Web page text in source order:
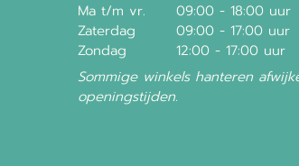
Ma t/m vr.
09:00 - 18:00 uur
Zaterdag
09:00 - 17:00 uur
Zondag
12:00 - 17:00 uur
Sommige winkels hanteren
openingstijden.